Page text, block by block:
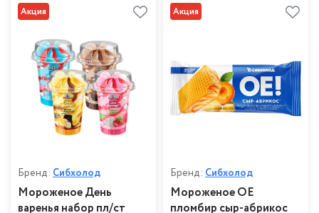
Акция
Бренд: Сибхолод
Мороженое День
варенья набор пл/ст
Акция
Бренд: Сибхолод
Мороженое ОЕ
пломбир сыр-абрикос